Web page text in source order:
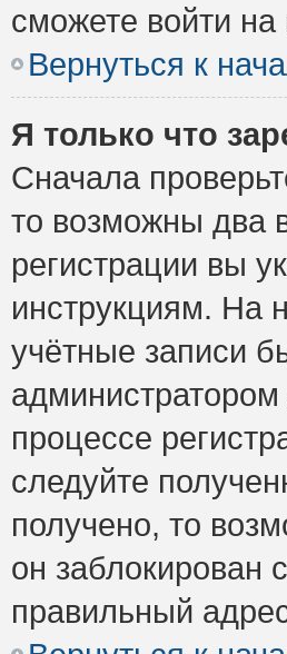
сможете войти
Вернуться к
Я только что
Сначала
то возможны два
регистрации вы
инструкциям. На
учётные записи
процессе
следуйте
получено, то
он заблокирован
правильный